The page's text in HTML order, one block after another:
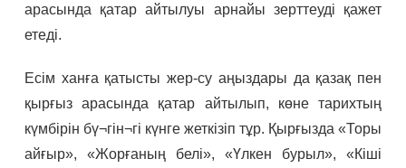
арасында қатар айтылуы арнайы зерттеуді қажет
етеді.
Есім ханға қатысты жер-су аңыздары да қазақ пен
қырғыз арасында қатар айтылып, көне тарихтың
күмбірін бү¬гін¬гі күнге жеткізіп тұр. Қырғызда «Торы
айғыр», «Жорғаның белі», «Үлкен бурыл», «Кіші